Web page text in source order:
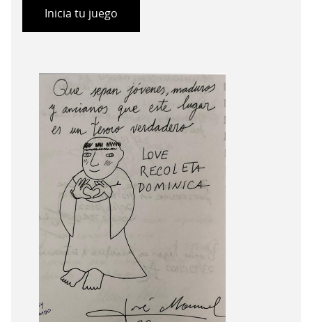
Inicia tu juego